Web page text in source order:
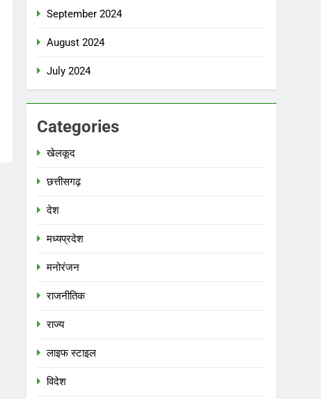
September 2024
August 2024
July 2024
Categories
खेलकूद
छत्तीसगढ़
देश
मध्‍यप्रदेश
मनोरंजन
राजनीतिक
राज्य
लाइफ स्टाइल
विदेश